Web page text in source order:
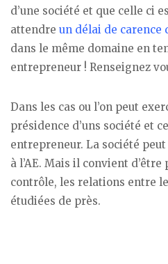
d’une société et que celle ci
attendre un délai de carence
dans le même domaine en
entrepreneur ! Renseignez
Dans les cas ou l’on peut
présidence d’uns société et
entrepreneur. La société
à l’AE. Mais il convient
contrôle, les relations entre
étudiées de près.